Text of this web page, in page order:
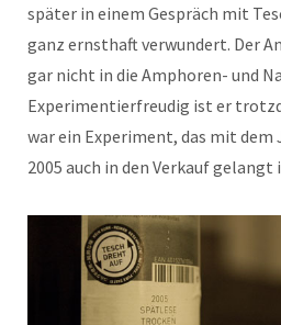
später in einem Gespräch mit
ganz ernsthaft verwundert. Der
gar nicht in die Amphoren- und
Experimentierfreudig ist er
war ein Experiment, das mit dem
2005 auch in den Verkauf gelangt